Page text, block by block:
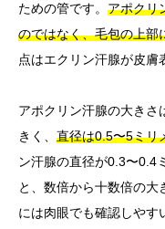
ための管です。 アポクリ
のではなく、毛包の上部
点はエクリン汗腺が皮膚
アポクリン汗腺の大きさ
きく、 直径は0.5〜5ミリ
ン汗腺の直径が0.3〜0.4
と、数倍から十数倍の
には肉眼でも確認しやす